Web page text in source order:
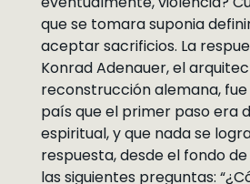
que se tomara suponia
aceptar sacrificios. La
Konrad Adenauer, el
reconstrucción alemana,
país que el primer paso era
espiritual, y que nada se
respuesta, desde el fondo
las siguientes preguntas: